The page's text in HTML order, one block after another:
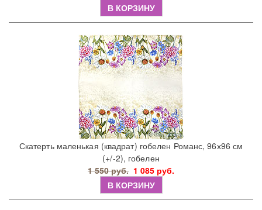
В КОРЗИНУ
Скатерть маленькая (квадрат) гобелен Романс, 96х96 см
(+/-2), гобелен
1 550 руб. 1 085 руб.
В КОРЗИНУ